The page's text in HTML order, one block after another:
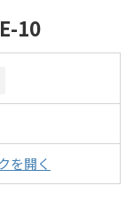
10
を開く